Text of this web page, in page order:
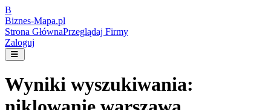
B
Biznes-Mapa.pl
Strona GłównaPrzeglądaj Firmy
Zaloguj
Wyniki wyszukiwania: